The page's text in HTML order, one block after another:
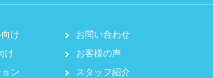
け
け
ン
お問い合わせ
お客様の声
スタッフ紹介